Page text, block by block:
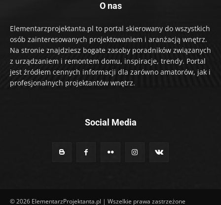
O nas
Elementarzprojektanta.pl to portal skierowany do wszystkich
osób zainteresowanych projektowaniem i aranżacją wnętrz.
Na stronie znajdziesz bogate zasoby poradników związanych
z urządzaniem i remontem domu, inspiracje, trendy. Portal
jest źródłem cennych informacji dla zarówno amatorów, jak i
profesjonalnych projektantów wnętrz.
Social Media
© 2026 ElementarzProjektanta.pl | Wszelkie prawa zastrzeżone